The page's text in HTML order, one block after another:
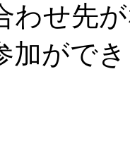
わせ先
加がで